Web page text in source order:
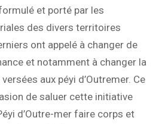
et porté par les
des divers territoires
ont appelé à changer de
et notamment à changer la
aux péyi d’Outremer. Ce
de saluer cette initiative
d’Outre-mer faire corps et